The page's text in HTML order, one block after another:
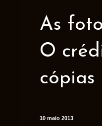
As
O
cópias
10 maio 2013